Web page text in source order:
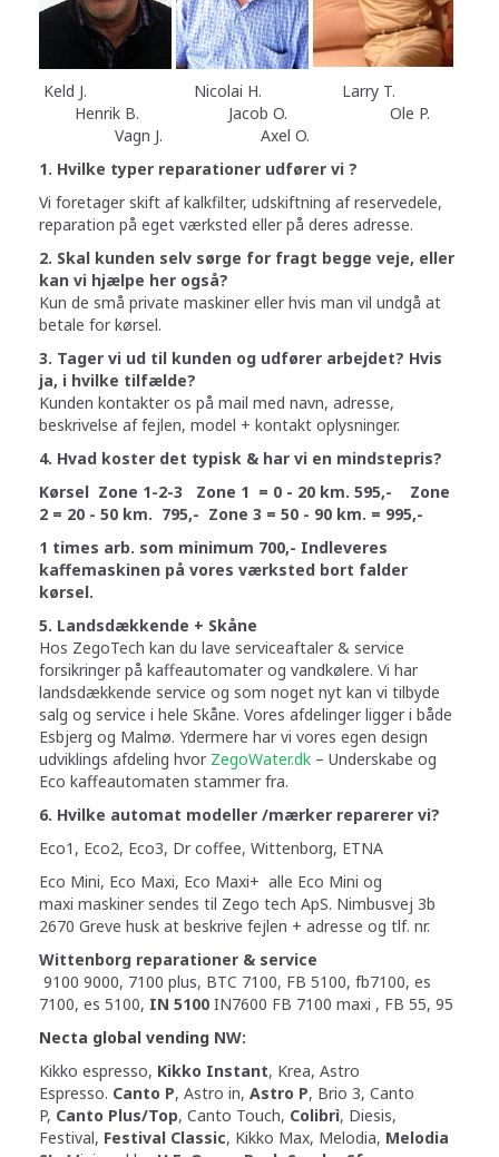
Keld J. Nicolai H. Larry T.
Henrik B. Jacob O. Ole P.
Vagn J. Axel O.
1. Hvilke typer reparationer udfører vi ?
Vi foretager skift af kalkfilter, udskiftning af reservedele,
reparation på eget værksted eller på deres adresse.
2. Skal kunden selv sørge for fragt begge veje, eller
kan vi hjælpe her også?
Kun de små private maskiner eller hvis man vil undgå at
betale for kørsel.
3. Tager vi ud til kunden og udfører arbejdet? Hvis
ja, i hvilke tilfælde?
Kunden kontakter os på mail med navn, adresse,
beskrivelse af fejlen, model + kontakt oplysninger.
4. Hvad koster det typisk & har vi en mindstepris?
Kørsel Zone 1-2-3 Zone 1 = 0 - 20 km. 595,- Zone
2 = 20 - 50 km. 795,- Zone 3 = 50 - 90 km. = 995,-
1 times arb. som minimum 700,- Indleveres
kaffemaskinen på vores værksted bort falder
kørsel.
5. Landsdækkende + Skåne
Hos ZegoTech kan du lave serviceaftaler & service
forsikringer på kaffeautomater og vandkølere. Vi har
landsdækkende service og som noget nyt kan vi tilbyde
salg og service i hele Skåne. Vores afdelinger ligger i både
Esbjerg og Malmø. Ydermere har vi vores egen design
udviklings afdeling hvor ZegoWater.dk – Underskabe og
Eco kaffeautomaten stammer fra.
6. Hvilke automat modeller /mærker reparerer vi?
Eco1, Eco2, Eco3, Dr coffee, Wittenborg, ETNA
Eco Mini, Eco Maxi, Eco Maxi+ alle Eco Mini og
maxi maskiner sendes til Zego tech ApS. Nimbusvej 3b
2670 Greve husk at beskrive fejlen + adresse og tlf. nr.
Wittenborg reparationer & service
9100 9000, 7100 plus, BTC 7100, FB 5100, fb7100, es
7100, es 5100, IN 5100 IN7600 FB 7100 maxi , FB 55, 95
Necta global vending NW:
Kikko espresso, Kikko Instant, Krea, Astro
Espresso. Canto P, Astro in, Astro P, Brio 3, Canto
P, Canto Plus/Top, Canto Touch, Colibrì, Diesis,
Festival, Festival Classic, Kikko Max, Melodia, Melodia